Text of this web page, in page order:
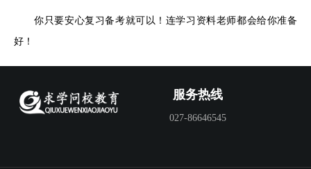
你只要安心复习备考就可以！连学习资料老师都会给你准备
好！
服务热线
027-86646545